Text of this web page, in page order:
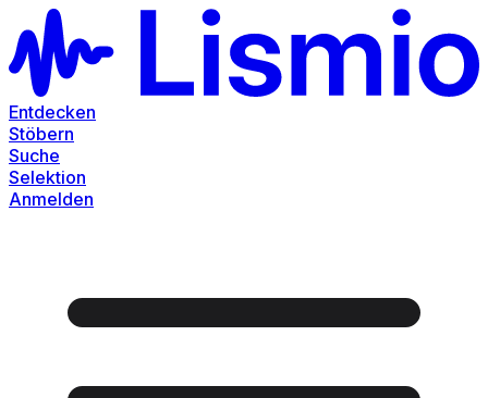
Entdecken
Stöbern
Suche
Selektion
Anmelden